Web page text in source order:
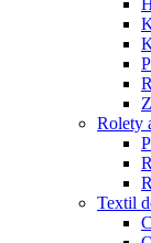
Rolety
Textil